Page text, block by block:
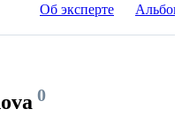
Об эксперте
0